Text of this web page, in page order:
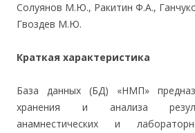
Солуянов М.Ю., Ракитин Ф.А.,
Гвоздев М.Ю.
Краткая характеристика
База данных (БД) «НМП»
хранения и анализа
анамнестических и